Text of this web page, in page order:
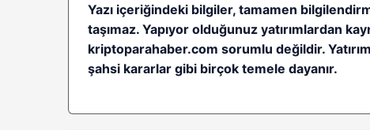
Yazı içeriğindeki bilgiler, tamamen
taşımaz. Yapıyor olduğunuz yatırımlardan
kriptoparahaber.com sorumlu değildir.
şahsi kararlar gibi birçok temele dayanır.